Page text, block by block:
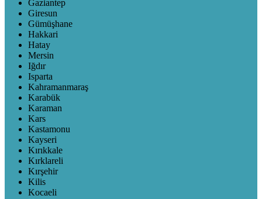
Gaziantep
Giresun
Gümüşhane
Hakkari
Hatay
Mersin
Iğdır
Isparta
Kahramanmaraş
Karabük
Karaman
Kars
Kastamonu
Kayseri
Kırıkkale
Kırklareli
Kırşehir
Kilis
Kocaeli